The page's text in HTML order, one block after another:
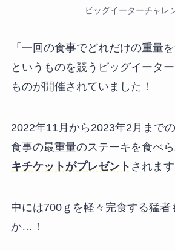
ビッグイーターチャレ
「一回の食事でどれだけの重量
というものを競うビッグイータ
ものが開催されていました！
2022年11月から2023年2月まで
食事の最重量のステーキを食べ
キチケットがプレゼント されます
中には700ｇを軽々完食する猛者
か…！